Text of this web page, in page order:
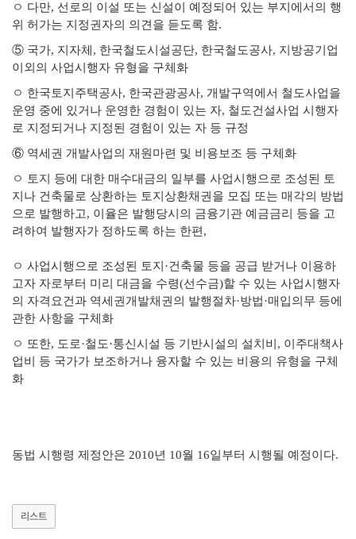
ㅇ 다만, 선로의 이설 또는 신설이 예정되어 있는 부지에서의 행
위 허가는 지정권자의 의견을 듣도록 함.
⑤ 국가, 지자체 , 한국철도시설공단, 한국철도공사, 지방공기업
이외의 사업시행자 유형을 구체화
ㅇ 한국토지주택공사, 한국관광공사, 개발구역에서 철도사업을
운영 중에 있거나 운영한 경험이 있는 자, 철도건설사업 시행자
로 지정되거나 지정된 경험이 있는 자 등 규정
⑥ 역세권 개발사업의 재원마련 및 비용보조 등 구체화
ㅇ 토지 등에 대한 매수대금의 일부를 사업시행으로 조성된 토
지나 건축물로 상환하는 토지상환채권을 모집 또는 매각의 방법
으로 발행하고, 이율은 발행당시의 금융기관 예금금리 등을 고
려하여 발행자가 정하도록 하는 한편 ,
ㅇ 사업시행으로 조성된 토지 ·건축물 등을 공급 받거나 이용하
고자 자로부터 미리 대금을 수령(선수금)할 수 있는 사업시행자
의 자격요건과 역세권개발채권의 발행절차·방법·매입의무 등에
관한 사항을 구체화
ㅇ 또한, 도로·철도·통신시설 등 기반시설의 설치비 , 이주대책사
업비 등 국가가 보조하거나 융자할 수 있는 비용의 유형을 구체
화
동법 시행령 제정안은 2010년 10월 16일부터 시행될 예정이다.
리스트